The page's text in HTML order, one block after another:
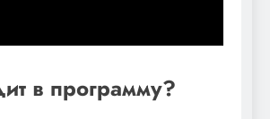
в программу?